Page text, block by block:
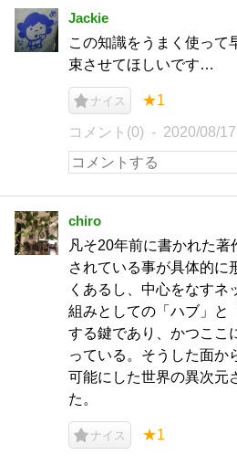
Jackie
この知識をうまく使って
束させてほしいです…
ナイス ★1
コメント(0) 2020/08/17
chiro
凡そ20年前に書かれた
されている事が具体的に
くあるし、中心をなすネ
組みとしての「ハブ」と
する鍵であり、かつここ
っている。そうした面か
可能にした世界の異次元
た。
ナイス ★1